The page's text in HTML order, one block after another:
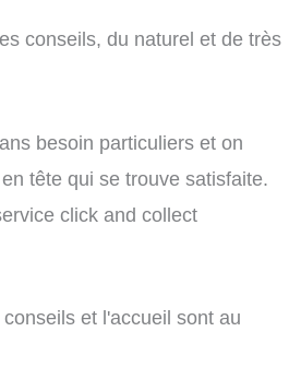
conseils, du naturel et de très
besoin particuliers et on
tête qui se trouve satisfaite.
click and collect
et l'accueil sont au